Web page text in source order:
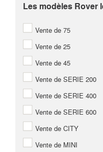
Les modèles Rover
Vente de 75
Vente de 25
Vente de 45
Vente de SERIE 200
Vente de SERIE 400
Vente de SERIE 600
Vente de CITY
Vente de MINI